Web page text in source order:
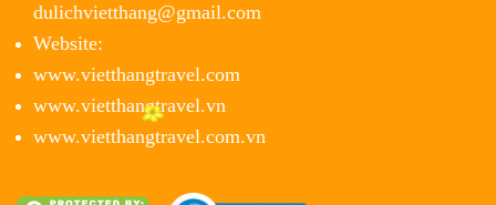
dulichvietthang@gmail.com
Website:
www.vietthangtravel.com
www.vietthangtravel.vn
www.vietthangtravel.com.vn